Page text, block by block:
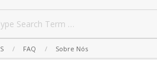
FAQ Sobre Nós